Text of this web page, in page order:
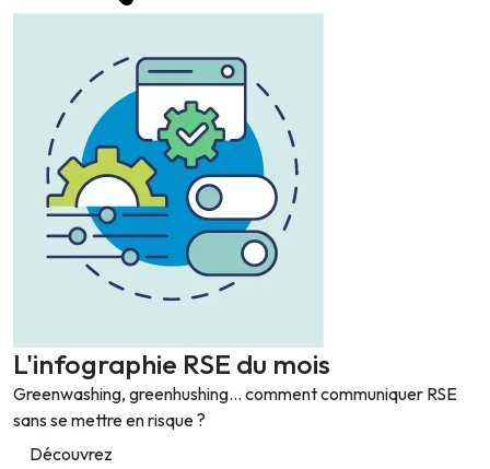
L'infographie RSE du mois
Greenwashing, greenhushing… comment communiquer RSE
sans se mettre en risque ?
Découvrez